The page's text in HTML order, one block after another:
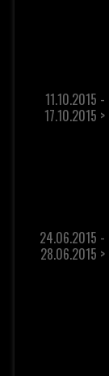
11.10.2015 -
17.10.2015 >
24.06.2015 -
28.06.2015 >